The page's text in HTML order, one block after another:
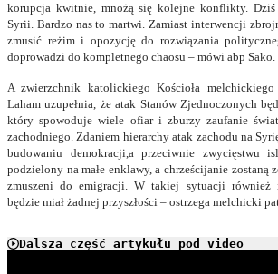
korupcja kwitnie, mnożą się kolejne konflikty.
Syrii. Bardzo nas to martwi. Zamiast interwencji
zmusić reżim i opozycję do rozwiązania
doprowadzi do kompletnego chaosu – mówi abp Sako.
A zwierzchnik katolickiego Kościoła
Laham uzupełnia, że atak Stanów Zjednoczonych
który spowoduje wiele ofiar i zburzy zaufanie
zachodniego. Zdaniem hierarchy atak zachodu na
budowaniu demokracji,a przeciwnie zwycięstwu
podzielony na małe enklawy, a chrześcijanie zostaną
zmuszeni do emigracji. W takiej sytuacji również
będzie miał żadnej przyszłości – ostrzega melchicki
Dalsza część artykułu pod video